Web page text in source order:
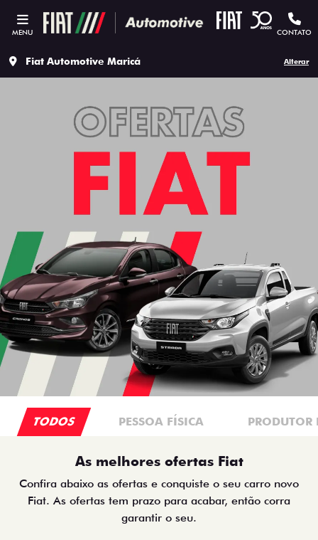
MENU CONTATO
Fiat Automotive Maricá Alterar
TODOS PESSOA FÍSICA PRODUTOR
As melhores ofertas Fiat
Confira abaixo as ofertas e conquiste o seu carro novo
Fiat. As ofertas tem prazo para acabar, então corra
garantir o seu.